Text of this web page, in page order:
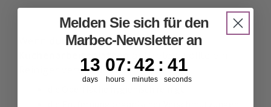
dunkle Flecken auf
Küchenarbeitsplatten
auftreten, sollte ein
Reiniger verwendet werden, der:
Melden Sie sich für den
Marbec-Newsletter an
Countdown ends in:
13
13
days
7
07
hours
:: 42
42
minutes
: 40
40
seconds